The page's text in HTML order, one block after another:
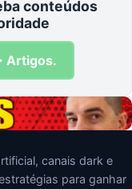
conteúdos
Artigos.
canais dark e
para ganhar